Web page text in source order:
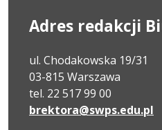
Adres redakcji
ul. Chodakowska 19/31
03-815 Warszawa
tel. 22 517 99 00
brektora@swps.edu.pl